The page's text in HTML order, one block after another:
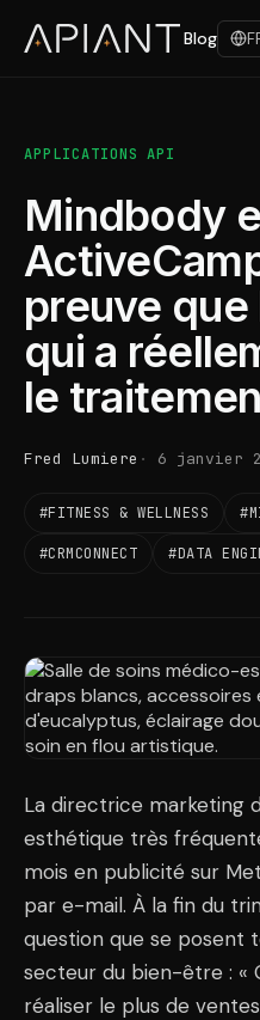
Blog
APPLICATIONS API
Mindbody
preuve
qui a
le
Fred Lumiere 6 janvier
#FITNESS & WELLNESS
#CRMCONNECT #DATA
La directrice marketing
esthétique très
mois en publicité sur
par e-mail. À la fin du
question que se posent
secteur du bien-être : «
réaliser le plus de